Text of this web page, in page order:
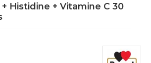
Histidine + Vitamine C 30